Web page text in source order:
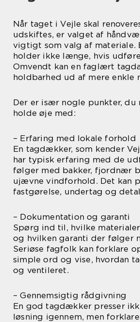
Når taget i Vejle skal
udskiftes, er valget af
vigtigt som valg af materiale.
holder ikke længe, hvis
Omvendt kan en faglært
holdbarhed ud af mere enkle
Der er især nogle punkter, du
holde øje med:
– Erfaring med lokale forhold
En tagdækker, som kender
har typisk erfaring med de
følger med bakker, fjordnær
ujævne vindforhold. Det kan
fastgørelse, undertag og
– Dokumentation og garanti
Spørg ind til, hvilke
og hvilken garanti der følger
Seriøse fagfolk kan forklare
simple ord og vise, hvordan
og ventileret.
– Gennemsigtig rådgivning
En god tagdækker presser
løsning igennem, men